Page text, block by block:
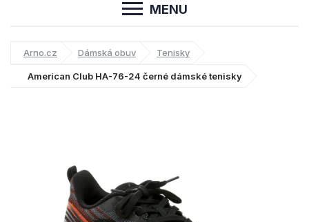
MENU
Arno.cz Dámská obuv Tenisky
American Club HA-76-24 černé dámské tenisky